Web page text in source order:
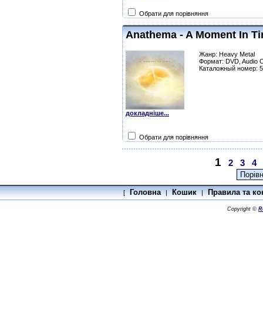
Обрати для порівняння
Anathema - A Moment In
докладніше...
Жанр: Heavy Metal
Формат: DVD, Audio
Каталожный номер:
Обрати для порівняння
1 2 3 4
[ Головна | Кошик | Правила та
Copyright ©